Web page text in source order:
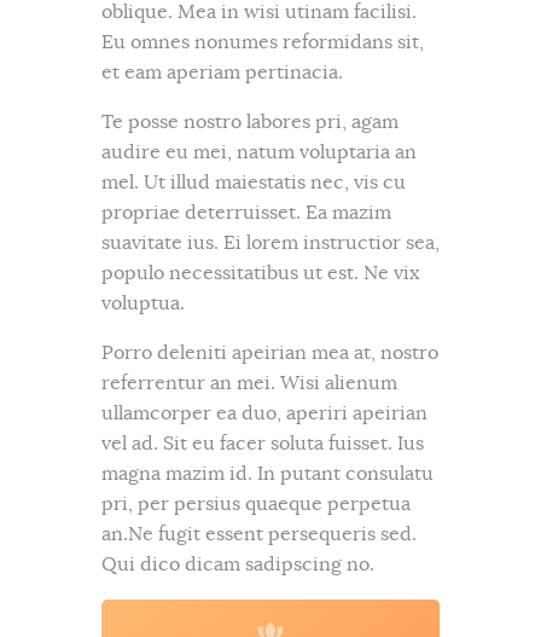
oblique. Mea in wisi utinam facilisi.
Eu omnes nonumes reformidans sit,
et eam aperiam pertinacia.
Te posse nostro labores pri, agam
audire eu mei, natum voluptaria an
mel. Ut illud maiestatis nec, vis cu
propriae deterruisset. Ea mazim
suavitate ius. Ei lorem instructior sea,
populo necessitatibus ut est. Ne vix
voluptua.
Porro deleniti apeirian mea at, nostro
referrentur an mei. Wisi alienum
ullamcorper ea duo, aperiri apeirian
vel ad. Sit eu facer soluta fuisset. Ius
magna mazim id. In putant consulatu
pri, per persius quaeque perpetua
an.Ne fugit essent persequeris sed.
Qui dico dicam sadipscing no.